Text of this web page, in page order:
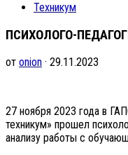
Техникум
ПСИХОЛОГО-
от onion · 29.11.2023
27 ноября 2023 года в
техникум» прошел
анализу работы с